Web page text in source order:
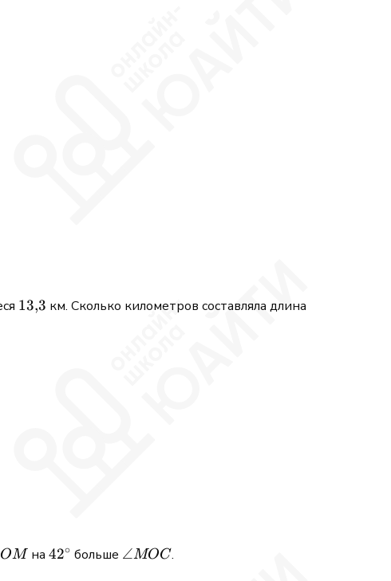
13{,}3
13,3 км. Сколько километров составляла длина
+ \tfrac{3}{8}\cdot16\bigr)} {\,(5 -
OM на42^\circ
42∘ больше \angle
∠MOC.